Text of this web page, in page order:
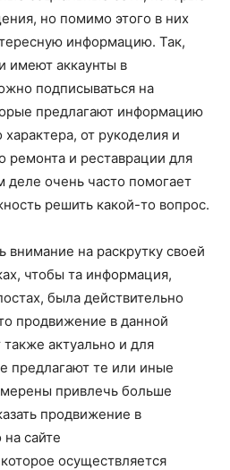
но помимо этого в них
информацию. Так,
имеют аккаунты в
подписываться на
предлагают информацию
от рукоделия и
ремонта и реставрации для
очень часто помогает
решить какой-то вопрос.
внимание на раскрутку своей
чтобы та информация,
была действительно
продвижение в данной
актуально и для
предлагают те или иные
привлечь больше
продвижение в
сайте
осуществляется